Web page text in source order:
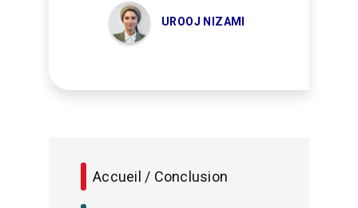
UROOJ NIZAMI
Accueil / Conclusion